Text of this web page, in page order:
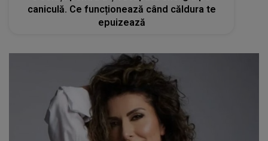
caniculă. Ce funcționează când căldura te
epuizează